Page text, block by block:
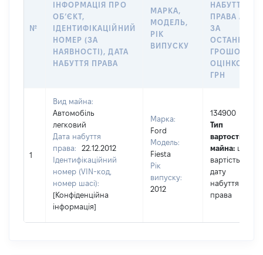
№
ІНФОРМАЦІЯ ПРО
ОБʼЄКТ,
ІДЕНТИФІКАЦІЙНИЙ
НОМЕР (ЗА
НАЯВНОСТІ), ДАТА
НАБУТТЯ ПРАВА
МАРКА,
МОДЕЛЬ,
РІК
ВИПУСКУ
НАБУТТЯ
ПРАВА АБО
ЗА
ГРОШОВОЮ
ОЦІНКОЮ,
ГРН
1
Вид майна:
Автомобіль
легковий
Дата набуття
права:
22.12.2012
Ідентифікаційний
номер (VIN-код,
номер шасі):
[Конфіденційна
інформація]
Марка:
Ford
Модель:
Fiesta
Рік
випуску:
2012
134900
Тип
вартості
майна: це
вартість на
дату
набуття
права